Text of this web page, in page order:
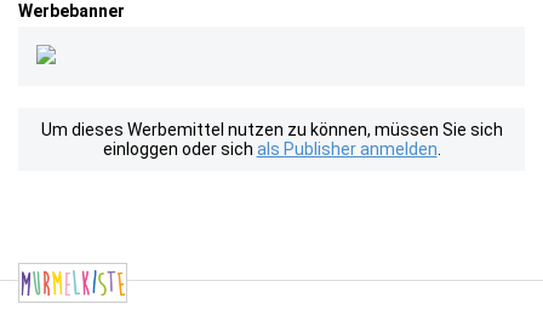
Werbebanner
Um dieses Werbemittel nutzen zu können, müssen Sie sich
einloggen oder sich als Publisher anmelden